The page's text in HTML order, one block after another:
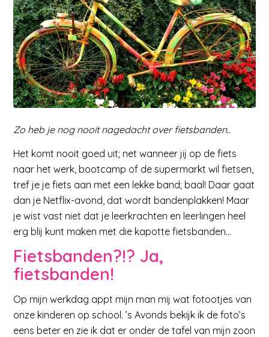
Zo heb je nog nooit nagedacht over fietsbanden..
Het komt nooit goed uit; net wanneer jij op de fiets
naar het werk, bootcamp of de supermarkt wil fietsen,
tref je je fiets aan met een lekke band; baal! Daar gaat
dan je Netflix-avond, dat wordt bandenplakken! Maar
je wist vast niet dat je leerkrachten en leerlingen heel
erg blij kunt maken met die kapotte fietsbanden…
Fietsbanden?!? Ja,
fietsbanden!
Op mijn werkdag appt mijn man mij wat fotootjes van
onze kinderen op school. ’s Avonds bekijk ik de foto’s
eens beter en zie ik dat er onder de tafel van mijn zoon